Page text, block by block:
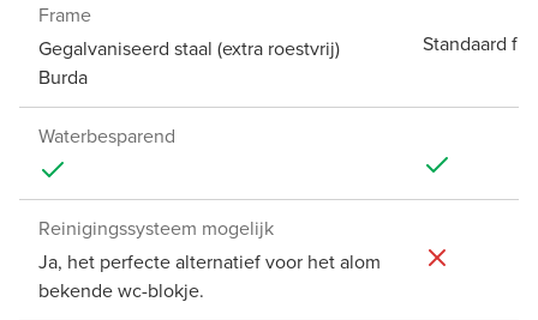
Frame
Gegalvaniseerd staal (extra roestvrij)
Burda
Standaard
Waterbesparend
Reinigingssysteem mogelijk
Ja, het perfecte alternatief voor het alom
bekende wc-blokje.